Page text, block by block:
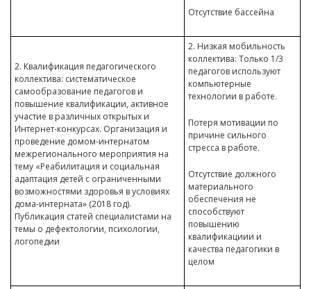
Отсутствие бассейна
2. Квалификация педагогического
коллектива: систематическое
самообразование педагогов и
повышение квалификации, активное
участие в различных открытых и
Интернет-конкурсах. Организация и
проведение домом-интернатом
межрегионального мероприятия на
тему «Реабилитация и социальная
адаптация детей с ограниченными
возможностями здоровья в условиях
дома-интерната» (2018 год).
Публикация статей специалистами на
темы о дефектологии, психологии,
логопедии
2. Низкая мобильность
коллектива: Только 1/3
педагогов используют
компьютерные
технологии в работе.
Потеря мотивации по
причине сильного
стресса в работе.
Отсутствие должного
материального
обеспечения не
способствуют
повышению
квалификациии и
качества педагогики в
целом